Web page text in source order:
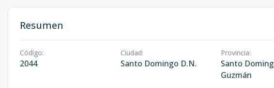
Resumen
Código:
2044
Ciudad:
Santo Domingo D.N.
Provincia:
Santo
Guzmán